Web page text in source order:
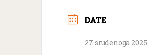
DATE
27 studenoga 2025